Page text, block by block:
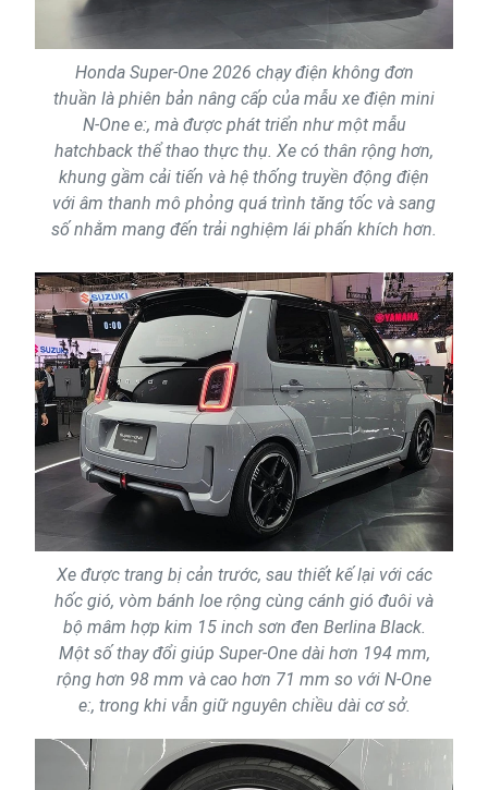
Honda Super-One 2026 chạy điện không đơn
thuần là phiên bản nâng cấp của mẫu xe điện mini
N-One e:, mà được phát triển như một mẫu
hatchback thể thao thực thụ. Xe có thân rộng hơn,
khung gầm cải tiến và hệ thống truyền động điện
với âm thanh mô phỏng quá trình tăng tốc và sang
số nhằm mang đến trải nghiệm lái phấn khích hơn.
Xe được trang bị cản trước, sau thiết kế lại với các
hốc gió, vòm bánh loe rộng cùng cánh gió đuôi và
bộ mâm hợp kim 15 inch sơn đen Berlina Black.
Một số thay đổi giúp Super-One dài hơn 194 mm,
rộng hơn 98 mm và cao hơn 71 mm so với N-One
e:, trong khi vẫn giữ nguyên chiều dài cơ sở.